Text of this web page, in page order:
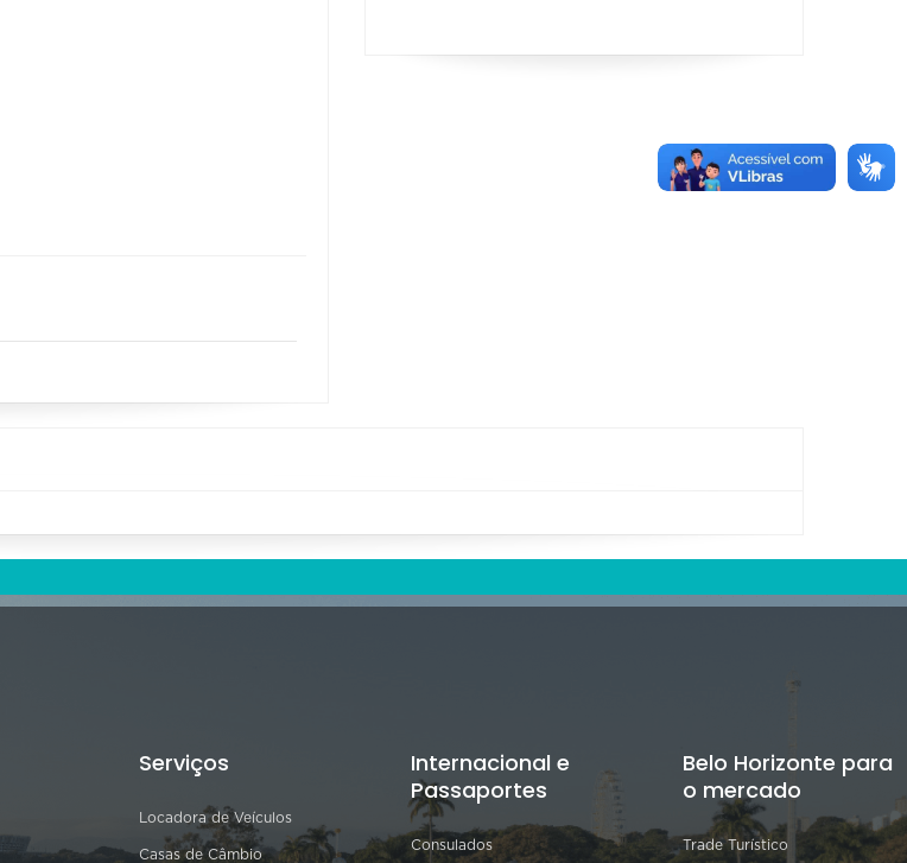
Serviços
Locadora de Veículos
Casas de Câmbio
Internacional e
Passaportes
Consulados
Belo Horizonte para
o mercado
Trade Turístico